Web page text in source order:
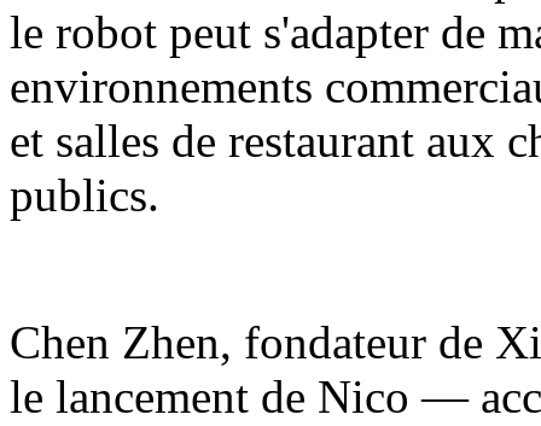
le robot peut s'adapter de
environnements
et salles de restaurant aux
publics.
Chen Zhen, fondateur de
le lancement de Nico —